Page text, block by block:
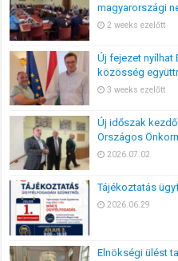
magyarországi
2 weeks ezelőtt
Új fejezet nyílhat
közösség
3 weeks ezelőtt
Új időszak
Országos
2026.07.02
Tájékoztatás
2026.06.29
Elnökségi ülést